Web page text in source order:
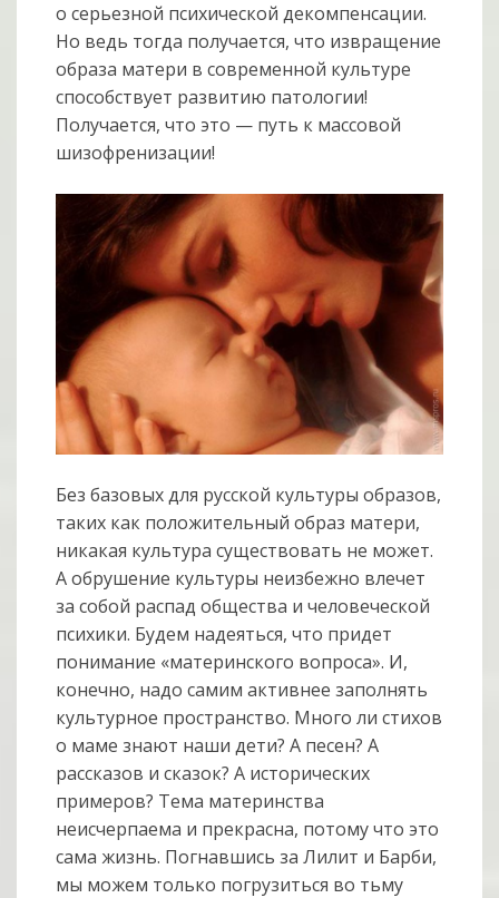
о серьезной психической декомпенсации.
Но ведь тогда получается, что извращение
образа матери в современной культуре
способствует развитию патологии!
Получается, что это — путь к массовой
шизофренизации!
Без базовых для русской культуры образов,
таких как положительный образ матери,
никакая культура существовать не может.
А обрушение культуры неизбежно влечет
за собой распад общества и человеческой
психики. Будем надеяться, что придет
понимание «материнского вопроса». И,
конечно, надо самим активнее заполнять
культурное пространство. Много ли стихов
о маме знают наши дети? А песен? А
рассказов и сказок? А исторических
примеров? Тема материнства
неисчерпаема и прекрасна, потому что это
сама жизнь. Погнавшись за Лилит и Барби,
мы можем только погрузиться во тьму